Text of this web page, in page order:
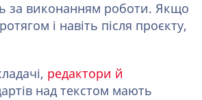
за виконанням роботи. Якщо
і навіть після проєкту,
редактори й
над текстом мають